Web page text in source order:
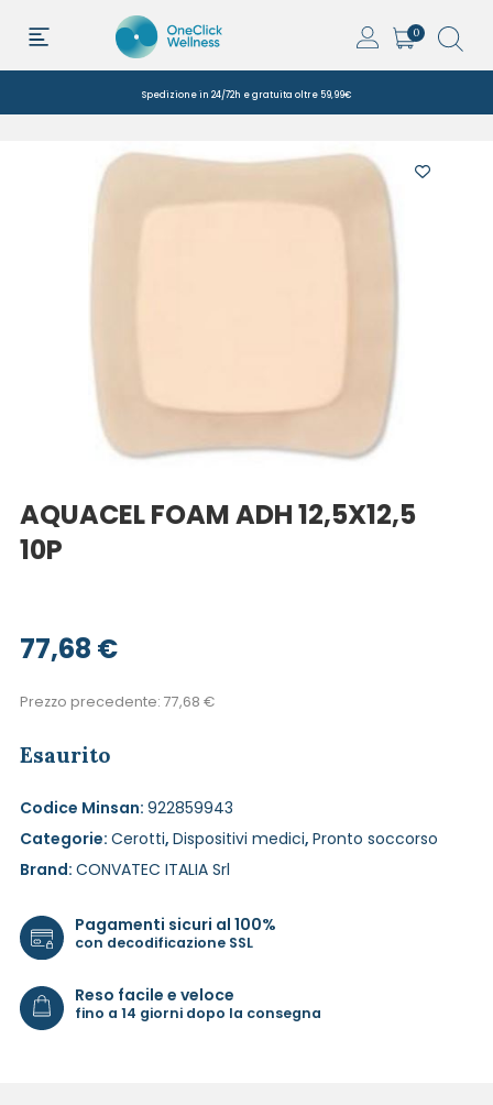
0
Spedizione in 24/72h e gratuita oltre 59,99€
AQUACEL FOAM ADH 12,5X12,5
10P
77,68 €
Prezzo precedente: 77,68 €
Esaurito
Codice Minsan: 922859943
Categorie: Cerotti, Dispositivi medici, Pronto soccorso
Brand: CONVATEC ITALIA Srl
Pagamenti sicuri al 100%
con decodificazione SSL
Reso facile e veloce
fino a 14 giorni dopo la consegna